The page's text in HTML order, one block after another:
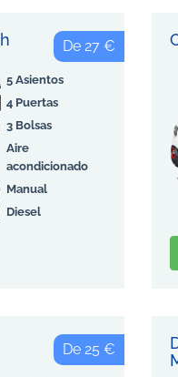
De 27 €
5 Asientos
4 Puertas
3 Bolsas
Aire
acondicionado
Manual
Diesel
De 25 €